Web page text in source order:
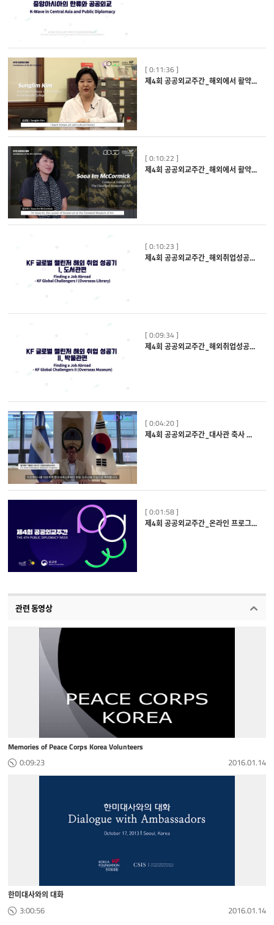
[ 0:11:36 ]
제4회 공공외교주간_해외에서 활약하는 한국인 전문가들_김성림교수
[ 0:10:22 ]
제4회 공공외교주간_해외에서 활약하는 한국인 전문가들_임수아 큐레이터
[ 0:10:23 ]
제4회 공공외교주간_해외취업성공기_도서관편
[ 0:09:34 ]
제4회 공공외교주간_해외취업성공기_박물관편
[ 0:04:20 ]
제4회 공공외교주간_대사관 축사 하이라이트
[ 0:01:58 ]
제4회 공공외교주간_온라인 프로그램 소개
관련 동영상
Memories of Peace Corps Korea Volunteers
0:09:23 2016.01.14
한미대사와의 대화
3:00:56 2016.01.14